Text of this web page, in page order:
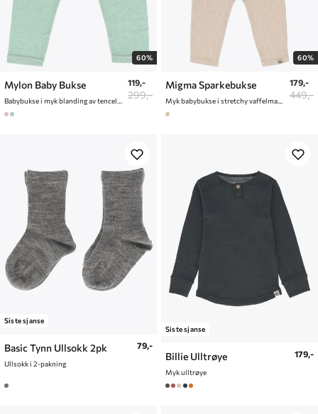
60%
Mylon Baby Bukse
Babybukse i myk blanding av tencel og ull
119,-
299,-
60%
Migma Sparkebukse
Myk babybukse i stretchy vaffelmateriale
179,-
449,-
Siste sjanse
Basic Tynn Ullsokk 2pk
Ullsokk i 2-pakning
79,-
Siste sjanse
Billie Ulltrøye
Myk ulltrøye
179,-